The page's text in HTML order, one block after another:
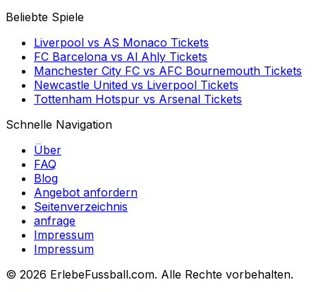
Beliebte Spiele
Liverpool vs AS Monaco Tickets
FC Barcelona vs Al Ahly Tickets
Manchester City FC vs AFC Bournemouth Tickets
Newcastle United vs Liverpool Tickets
Tottenham Hotspur vs Arsenal Tickets
Schnelle Navigation
Über
FAQ
Blog
Angebot anfordern
Seitenverzeichnis
anfrage
Impressum
Impressum
© 2026 ErlebeFussball.com. Alle Rechte vorbehalten.